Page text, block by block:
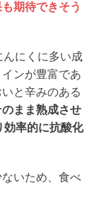
期待できそう
にくに多い成
ンが豊富であ
と辛みのある
まま熟成させ
効率的に抗酸化
いため、食べ